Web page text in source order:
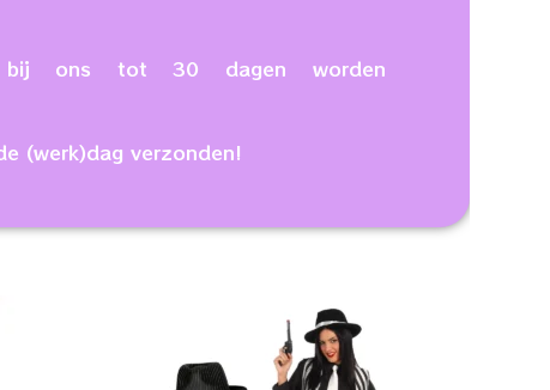
bij ons tot 30 dagen worden
(werk)dag verzonden!